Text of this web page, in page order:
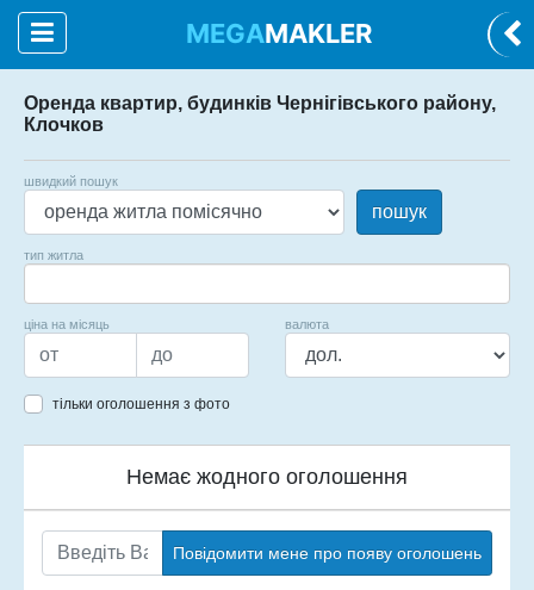
MEGAMAKLER
Оренда квартир, будинків Чернігівського району,
Клочков
швидкий пошук
пошук
тип житла
ціна на місяць валюта
тільки оголошення з фото
Немає жодного оголошення
Повідомити мене про появу оголошень